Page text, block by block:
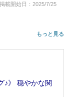
掲載開始日：2025/7/25
もっと見る
♪》 穏やかな関